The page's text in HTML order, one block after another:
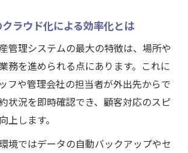
ラウド化による効率化とは
管理システムの最大の特徴は、場所や
務を進められる点にあります。これに
フや管理会社の担当者が外出先からで
状況を即時確認でき、顧客対応のスピ
上します。
境ではデータの自動バックアップやセ